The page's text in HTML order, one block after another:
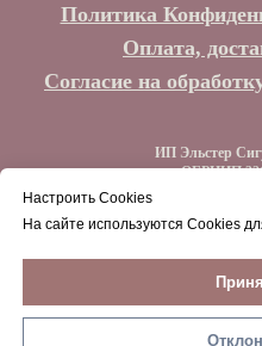
Настроить Cookies
На сайте используются Cookies
Политика
Оплата,
Согласие на
ИП Эльстер
ОГРНИП